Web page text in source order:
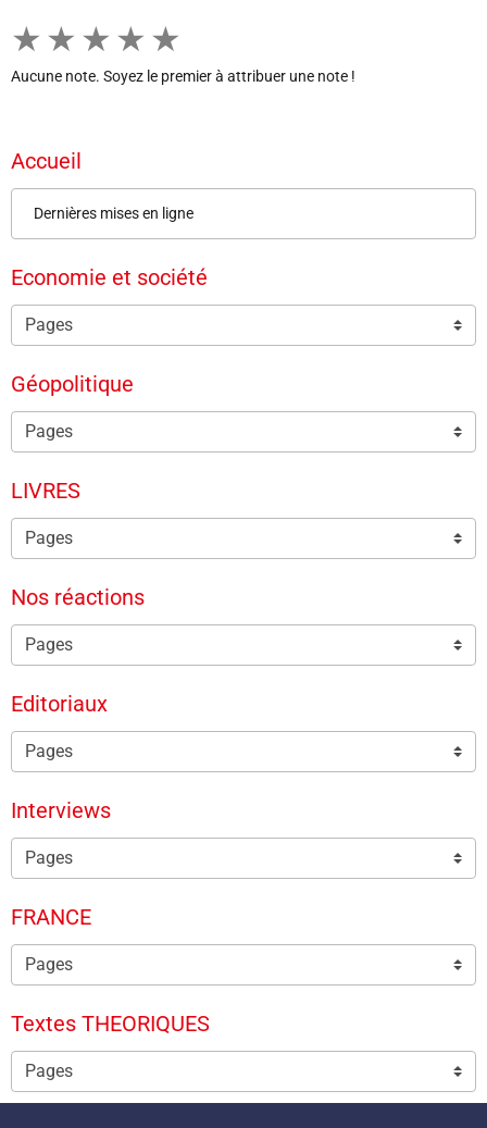
★ ★ ★ ★ ★
Aucune note. Soyez le premier à attribuer une note !
Accueil
Dernières mises en ligne
Economie et société
Géopolitique
LIVRES
Nos réactions
Editoriaux
Interviews
FRANCE
Textes THEORIQUES